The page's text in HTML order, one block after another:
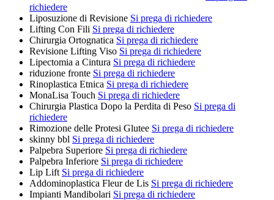
richiedere
Liposuzione di Revisione Si prega di richiedere
Lifting Con Fili Si prega di richiedere
Chirurgia Ortognatica Si prega di richiedere
Revisione Lifting Viso Si prega di richiedere
Lipectomia a Cintura Si prega di richiedere
riduzione fronte Si prega di richiedere
Rinoplastica Etnica Si prega di richiedere
MonaLisa Touch Si prega di richiedere
Chirurgia Plastica Dopo la Perdita di Peso Si prega di
richiedere
Rimozione delle Protesi Glutee Si prega di richiedere
skinny bbl Si prega di richiedere
Palpebra Superiore Si prega di richiedere
Palpebra Inferiore Si prega di richiedere
Lip Lift Si prega di richiedere
Addominoplastica Fleur de Lis Si prega di richiedere
Impianti Mandibolari Si prega di richiedere